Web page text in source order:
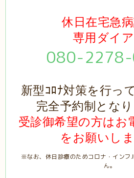
休日在宅急
専用ダイ
080-
新型ｺﾛﾅ対策を行っ
完全予約制とな
受診御希望の方はお
をお願いしま
※なお、休日診療のためコロナ・インフ
ん。